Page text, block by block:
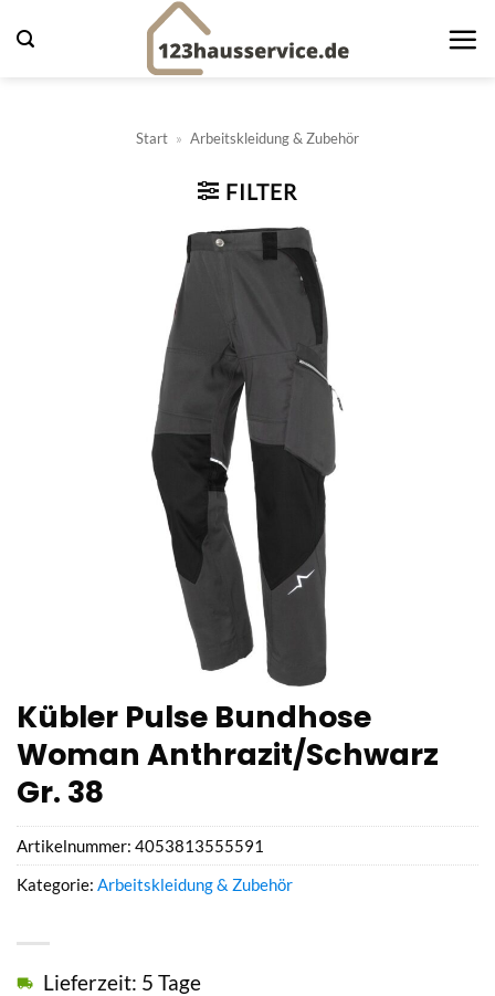
Inhalt
Start » Arbeitskleidung & Zubehör
FILTER
Kübler Pulse Bundhose
Woman Anthrazit/Schwarz
Gr. 38
Lieferzeit: 5 Tage
Artikelnummer: 4053813555591
Kategorie: Arbeitskleidung & Zubehör